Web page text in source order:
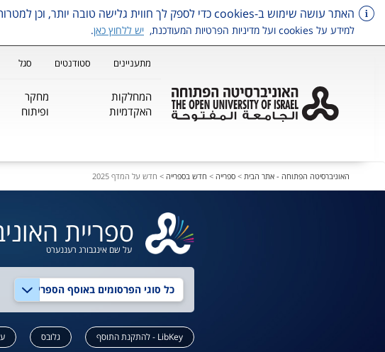
האתר עושה שימוש ב-cookies כדי לספק לך חווית גלישה טובה יותר, וכן למטרות סטטיסטיקה, איפיון ושיווק.
למידע על cookies ועל מדיניות הפרטיות המעודכנת, יש ללחוץ כאן.
מתעניינים סטודנטים סגל
המחלקות
האקדמיות
מחקר
ופיתוח
האוניברסיטה הפתוחה - אתר הבית > ספרייה > חדש בספרייה > חדש על המדף 2025
ספריית
על שם אינגבורג רעננערט
בחירת סוג חיפוש
LibKey - להתקנת התוסף גלובס